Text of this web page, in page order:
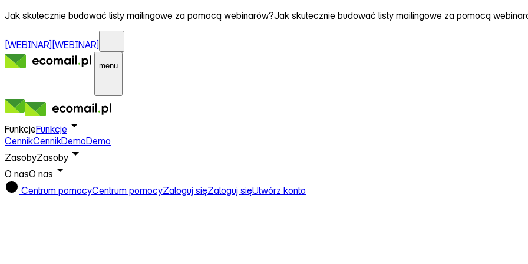
Jak skutecznie budować listy mailingowe za pomocą webinarów?Jak skutecznie budować listy mailingowe za pomocą
[WEBINAR] [WEBINAR]
menu
FunkcjeFunkcje
CennikCennikDemoDemo
ZasobyZasoby
O nasO nas
Centrum pomocyCentrum pomocyZaloguj sięZaloguj sięUtwórz konto